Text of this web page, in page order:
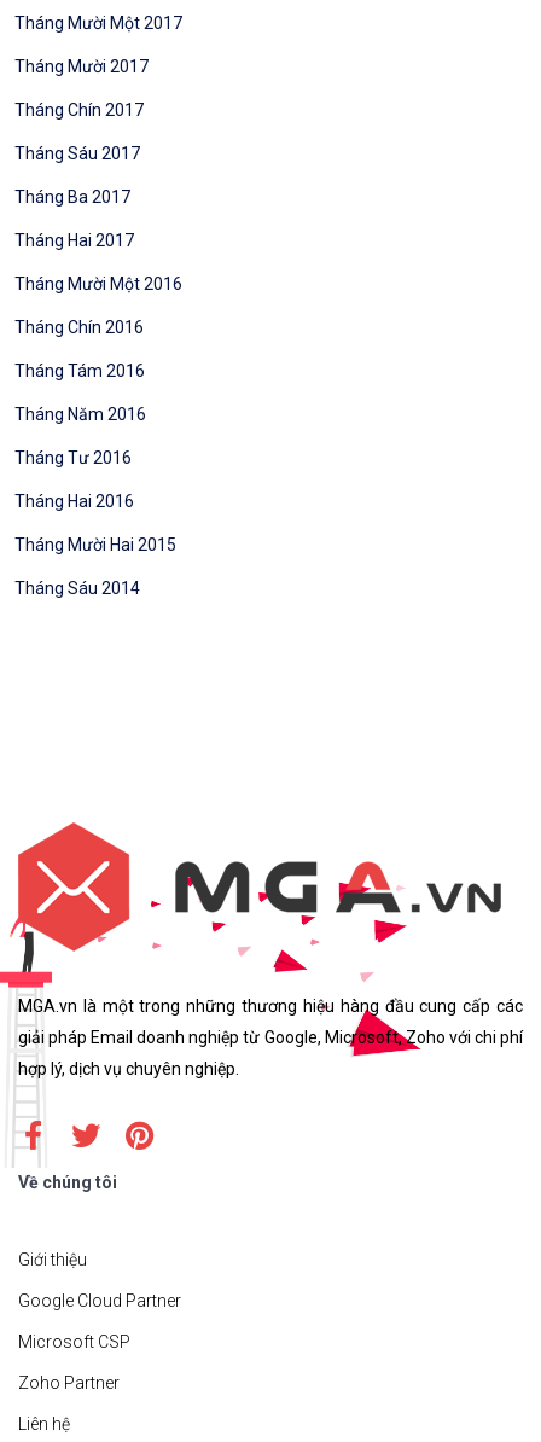
Tháng Mười Một 2017
Tháng Mười 2017
Tháng Chín 2017
Tháng Sáu 2017
Tháng Ba 2017
Tháng Hai 2017
Tháng Mười Một 2016
Tháng Chín 2016
Tháng Tám 2016
Tháng Năm 2016
Tháng Tư 2016
Tháng Hai 2016
Tháng Mười Hai 2015
Tháng Sáu 2014
MGA.vn là một trong những thương hiệu hàng đầu cung cấp các
giải pháp Email doanh nghiệp từ Google, Microsoft, Zoho với chi phí
hợp lý, dịch vụ chuyên nghiệp.
Về chúng tôi
Giới thiệu
Google Cloud Partner
Microsoft CSP
Zoho Partner
Liên hệ